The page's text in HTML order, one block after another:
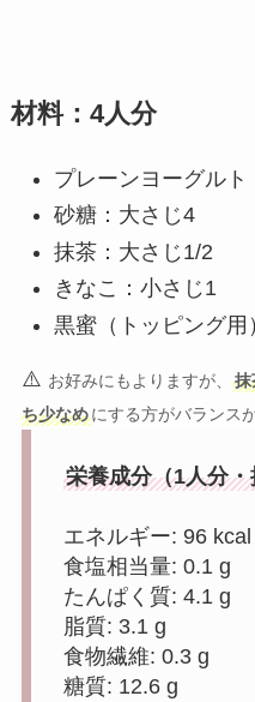
材料：4人分
プレーンヨーグルト
砂糖：大さじ4
抹茶：大さじ1/2
きなこ：小さじ1
黒蜜（トッピング用
⚠️ お好みにもよりますが、
抹
ち少なめにする方がバランス
栄養成分（1人分
エネルギー: 96 kcal
食塩相当量: 0.1 g
たんぱく質: 4.1 g
脂質: 3.1 g
食物繊維: 0.3 g
糖質: 12.6 g